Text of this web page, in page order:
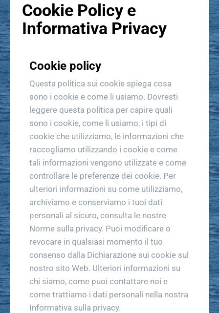
Cookie Policy e
Informativa Privacy
Cookie policy
Questa politica sui cookie spiega cosa
sono i cookie e come li usiamo. Dovresti
leggere questa politica per capire quali
sono i cookie, come li usiamo, i tipi di
cookie che utilizziamo, le informazioni che
raccogliamo utilizzando i cookie e come
tali informazioni vengono utilizzate e come
controllare le preferenze dei cookie. Per
ulteriori informazioni su come utilizziamo,
archiviamo e conserviamo i tuoi dati
personali al sicuro, consulta le nostre
Norme sulla privacy. Puoi modificare o
revocare in qualsiasi momento il tuo
consenso dalla Dichiarazione sui cookie sul
nostro sito Web. Ulteriori informazioni su
chi siamo, come puoi contattare noi e
come trattiamo i dati personali nella nostra
Informativa sulla privacy.